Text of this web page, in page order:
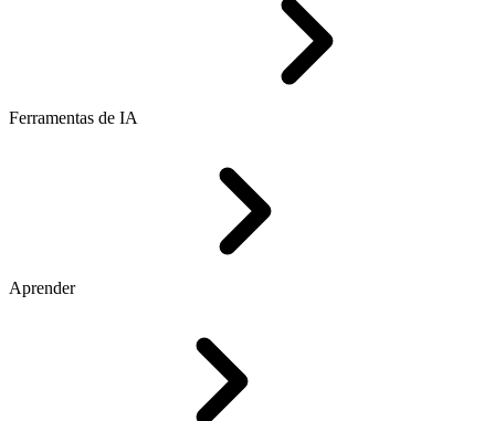
Ferramentas de IA
Aprender